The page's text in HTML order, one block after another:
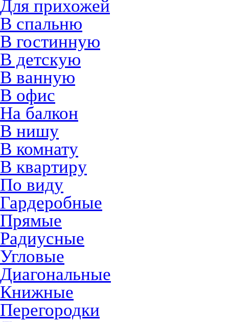
Для прихожей
В спальню
В гостинную
В детскую
В ванную
В офис
На балкон
В нишу
В комнату
В квартиру
По виду
Гардеробные
Прямые
Радиусные
Угловые
Диагональные
Книжные
Перегородки